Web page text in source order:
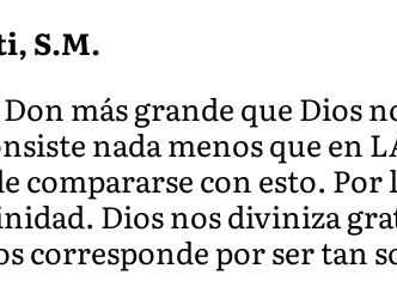
S.M.
más grande que Dios
nada menos que en
compararse con esto. Por
Dios nos diviniza
corresponde por ser tan